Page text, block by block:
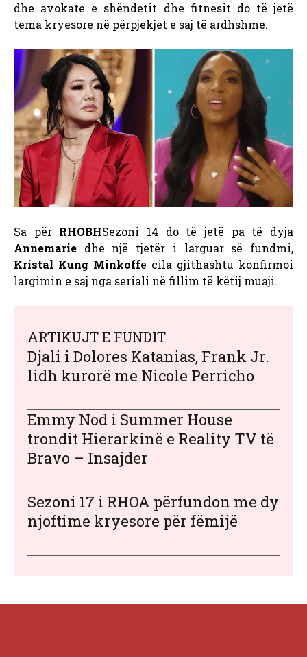
dhe avokate e shëndetit dhe fitnesit do të jetë
tema kryesore në përpjekjet e saj të ardhshme.
Sa për RHOBHSezoni 14 do të jetë pa të dyja
Annemarie dhe një tjetër i larguar së fundmi,
Kristal Kung Minkoffe cila gjithashtu konfirmoi
largimin e saj nga seriali në fillim të këtij muaji.
ARTIKUJT E FUNDIT
Djali i Dolores Katanias, Frank Jr.
lidh kurorë me Nicole Perricho
Emmy Nod i Summer House
trondit Hierarkinë e Reality TV të
Bravo – Insajder
Sezoni 17 i RHOA përfundon me dy
njoftime kryesore për fëmijë